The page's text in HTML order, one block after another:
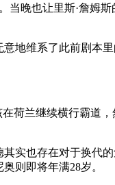
晚也让里斯·詹姆
意地维系了此前剧
荷兰继续横行霸道
实也存在对于换代
则即将年满28岁。